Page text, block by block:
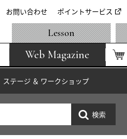
お問い合わせ ポイントサービス
Web Magazine
Lesson
ステージ ＆ ワークショップ